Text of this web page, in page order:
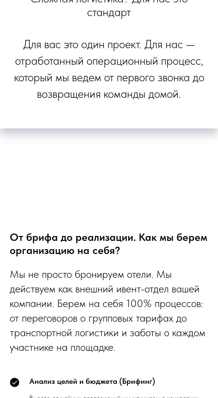
стандарт
Для вас это один проект. Для нас —
отработанный операционный процесс,
который мы ведем от первого звонка до
возвращения команды домой.
От брифа до реализации. Как мы берем
организацию на себя?
Мы не просто бронируем отели. Мы
действуем как внешний ивент-отдел вашей
компании. Берем на себя 100% процессов:
от переговоров о групповых тарифах до
транспортной логистики и заботы о каждом
участнике на площадке.
Анализ целей и бюджета (Брифинг)